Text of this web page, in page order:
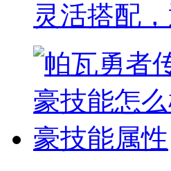
灵活搭配